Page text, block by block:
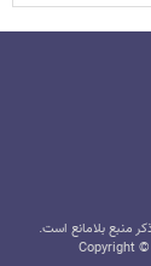
منبع بلامانع است.
Copyright